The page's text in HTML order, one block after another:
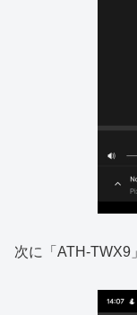
次に「ATH-TWX9